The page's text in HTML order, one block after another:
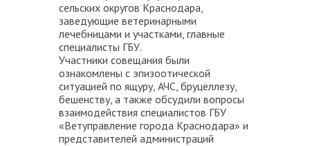
сельских округов Краснодара,
заведующие ветеринарными
лечебницами и участками, главные
специалисты ГБУ.
Участники совещания были
ознакомлены с эпизоотической
ситуацией по ящуру, АЧС, бруцеллезу,
бешенству, а также обсудили вопросы
взаимодействия специалистов ГБУ
«Ветуправление города Краснодара» и
представителей администраций